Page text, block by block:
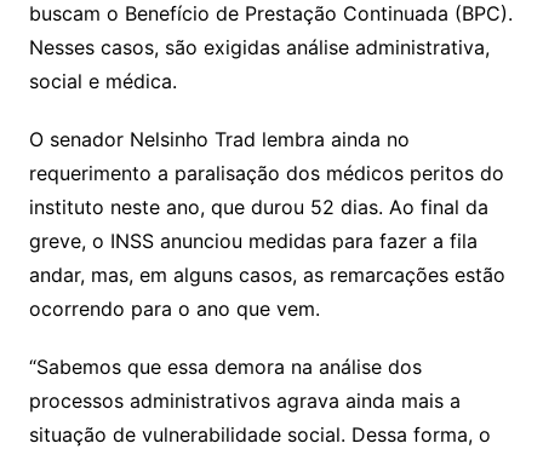
buscam o Benefício de Prestação Continuada (BPC).
Nesses casos, são exigidas análise administrativa,
social e médica.
O senador Nelsinho Trad lembra ainda no
requerimento a paralisação dos médicos peritos do
instituto neste ano, que durou 52 dias. Ao final da
greve, o INSS anunciou medidas para fazer a fila
andar, mas, em alguns casos, as remarcações estão
ocorrendo para o ano que vem.
“Sabemos que essa demora na análise dos
processos administrativos agrava ainda mais a
situação de vulnerabilidade social. Dessa forma, o